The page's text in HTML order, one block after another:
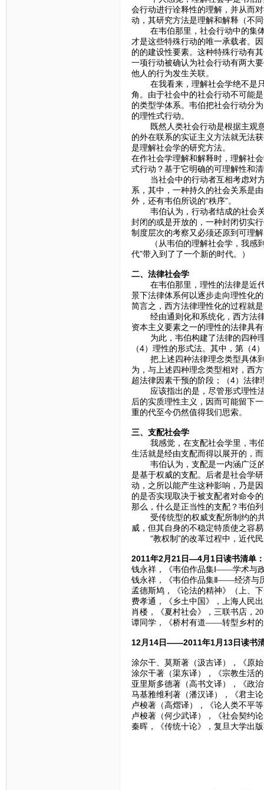
会行动进行诠释性的理解，并从而
动，其研究方法是理解和解释（不
在韦伯那里，社会行动中的集体
才是这些特殊行动的唯一承载者。
的的建设性要素。这种特殊行动有
一项行动被确认为社会行动有两大
他人的行为发生关联。
在我看来，理解社会学绝不是只
角。由于社会中的社会行动不可能
的类型学体系。韦伯把社会行动分
的理性式行动。
既然人类社会行动是根据主观意
的外在联系的实证主义方法就无法
是理解社会学的研究方法。
在作社会学理解和解释时，理解社
式行动？基于它明确的可理解性和
当社会中的行动者互相考虑对方
系，其中，一种持久的社会关系是
外，还有韦伯所说的“秩序”。
韦伯认为，行动者结成的社会关
封闭的或是开放的，一种封闭切实
制度层次的考察又必须还原到可理
（从韦伯的理解社会学，我感到
代”带入到了了一个新的时代。）
二、法律社会学
在韦伯那里，理性的法律是近代
景下法律体系何以逐步走向理性化
简言之，西方法律理性化的过程就
经由通则化和系统化，西方法律
资本主义要素之一的理性的法律具
为此，韦伯构建了法律的四种理
（4）理性的形式法。其中，第（4
把上述四种法律理念类型具体到
为，与上述四种理念类型相对，西
超法律因素干预的阶段；（4）法律
应该指出的是，尽管形式理性法
后的实质理性主义，因而可能留下
重的代至今仍然值得我们思索。
三、支配社会学
我感觉，在支配社会学里，韦伯
生活就是经由支配而得以展开的，
韦伯认为，支配是一内涵广泛的
是基于权威的支配。后者是社会学
动，之所以能产生这种影响，乃是
的是否实现取决于被支配者对命令
那么，什么是正当性的支配？韦伯
受传统型的权威支配所制约的共
威，但其自身的不稳定特质使之容
“教权制”的改革过程中，近代
2011年2月21日—4月1日读书清单：
钱永祥，《韦伯作品集Ⅰ——学术与
钱永祥，《韦伯作品集Ⅱ——经济与
孟德斯鸠，《论法的精神》（上、
费孝通，《乡土中国》，上海人民
肖楼，《夏村社会》，三联书店，
谭同学，《桥村有道——转型乡村的
12月14日——2011年1月13日读书
涂尔干、莫斯著（汲吉译），《原
涂尔干著（渠东译），《宗教生活
亚里斯多德著（高书文译），《政
马基雅维利著（潘汉译），《君主
卢梭著（高熠译），《论人类不平
卢梭著（何少武译），《社会契约
秦晖，《传统十论》，复旦大学出